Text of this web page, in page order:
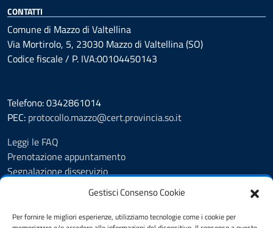
Gestisci Consenso Cookie
Per fornire le migliori esperienze, utilizziamo tecnologie come i cookie per
CONTATTI
Comune di Mazzo di Valtellina
Via Mortirolo, 5, 23030 Mazzo di Valtellina (SO)
Codice fiscale / P. IVA:00104450143
Telefono: 0342861014
PEC: protocollo.mazzo@cert.provincia.so.it
Leggi le FAQ
Prenotazione appuntamento
Segnalazione disservizio
Richiesta assistenza
Albo Pretorio